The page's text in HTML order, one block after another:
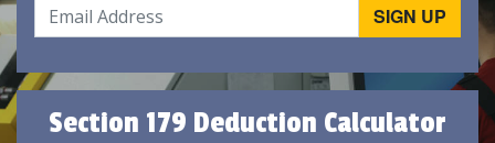
Section 179 Deduction Calculator